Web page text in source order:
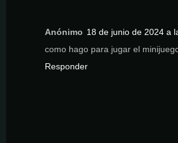
Anónimo 18 de junio de 2024 a
como hago para jugar el
Responder